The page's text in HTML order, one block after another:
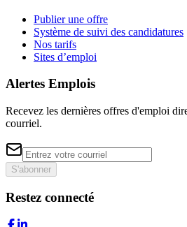
Publier une offre
Système de suivi des candidatures
Nos tarifs
Sites d’emploi
Alertes Emplois
Recevez les dernières offres d'emploi
courriel.
S'abonner
Restez connecté